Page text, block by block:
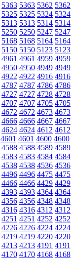
5363 5363 5362 5362
5325 5325 5324 5324
5313 5313 5314 5314
5250 5250 5247 5247
5168 5168 5164 5164
5150 5150 5123 5123
4961 4961 4959 4959
4950 4950 4949 4949
4922 4922 4916 4916
4787 4787 4786 4786
4727 4727 4728 4728
4707 4707 4705 4705
4672 4672 4673 4673
4666 4666 4667 4667
4624 4624 4612 4612
4601 4601 4600 4600
4588 4588 4589 4589
4583 4583 4584 4584
4538 4538 4536 4536
4496 4496 4475 4475
4466 4466 4429 4429
4393 4393 4364 4364
4356 4356 4348 4348
4316 4316 4312 4312
4251 4251 4252 4252
4226 4226 4224 4224
4219 4219 4220 4220
4213 4213 4191 4191
4170 4170 4168 4168